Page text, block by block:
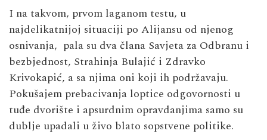
I na takvom, prvom laganom testu, u
najdelikatnijoj situaciji po Alijansu od njenog
osnivanja, pala su dva člana Savjeta za Odbranu i
bezbjednost, Strahinja Bulajić i Zdravko
Krivokapić, a sa njima oni koji ih podržavaju.
Pokušajem prebacivanja loptice odgovornosti u
tuđe dvorište i apsurdnim opravdanjima samo su
dublje upadali u živo blato sopstvene politike.